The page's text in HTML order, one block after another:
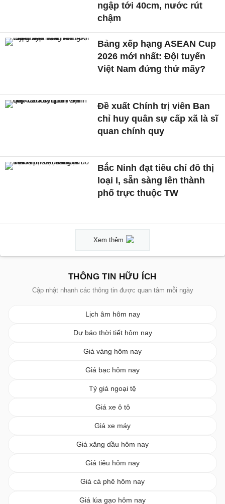
ngập tới 40cm, nước rút
chậm
Bảng xếp hạng ASEAN Cup
2026 mới nhất: Đội tuyển
Việt Nam đứng thứ mấy?
Đề xuất Chính trị viên Ban
chỉ huy quân sự cấp xã là sĩ
quan chính quy
Bắc Ninh đạt tiêu chí đô thị
loại I, sẵn sàng lên thành
phố trực thuộc TW
Xem thêm
THÔNG TIN HỮU ÍCH
Cập nhật nhanh các thông tin được quan tâm mỗi ngày
Lịch âm hôm nay
Dự báo thời tiết hôm nay
Giá vàng hôm nay
Giá bạc hôm nay
Tỷ giá ngoại tệ
Giá xe ô tô
Giá xe máy
Giá xăng dầu hôm nay
Giá tiêu hôm nay
Giá cà phê hôm nay
Giá lúa gạo hôm nay